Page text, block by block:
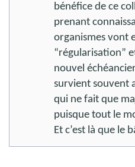
bénéfice de ce
prenant
organismes vont
“régularisation”
nouvel
survient souvent
qui ne fait que
puisque tout le
Et c’est là que le